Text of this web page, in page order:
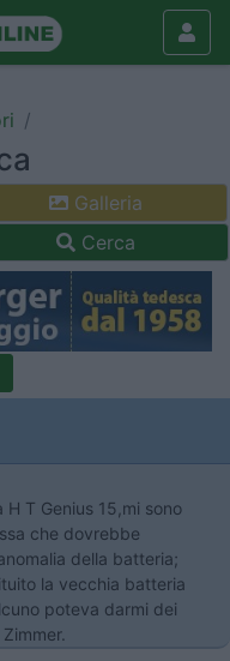
Galleria
Cerca
T Genius 15,mi sono
che dovrebbe
della batteria;
la vecchia batteria
poteva darmi dei